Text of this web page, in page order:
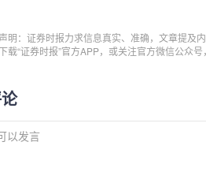
声明：证券时报力求信息真实、准确，文章提及
载“证券时报”官方APP，或关注官方微信公众
以发言